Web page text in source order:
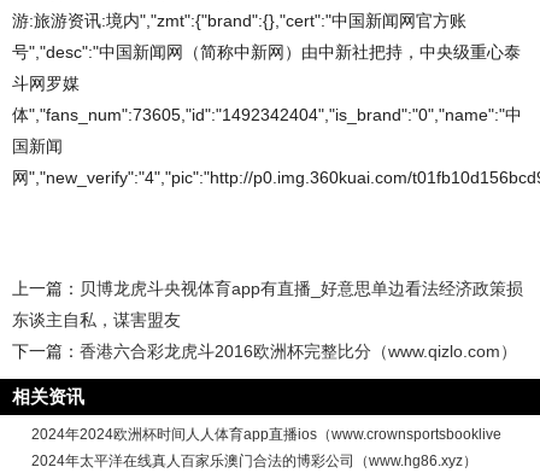
游:旅游资讯:境内","zmt":{"brand":{},"cert":"中国新闻网官方账
号","desc":"中国新闻网（简称中新网）由中新社把持，中央级重心泰
斗网罗媒
体","fans_num":73605,"id":"1492342404","is_brand":"0","name":"中
国新闻
网","new_verify":"4","pic":"http://p0.img.360kuai.com/
上一篇： 贝博龙虎斗央视体育app有直播_好意思单边看法经济政策损
东谈主自私，谋害盟友
下一篇： 香港六合彩龙虎斗2016欧洲杯完整比分（www.qizlo.com）
相关资讯
2024年2024欧洲杯时间人人体育app直播ios（www.crownsportsbooklive
2024年太平洋在线真人百家乐澳门合法的博彩公司（www.hg86.xyz）